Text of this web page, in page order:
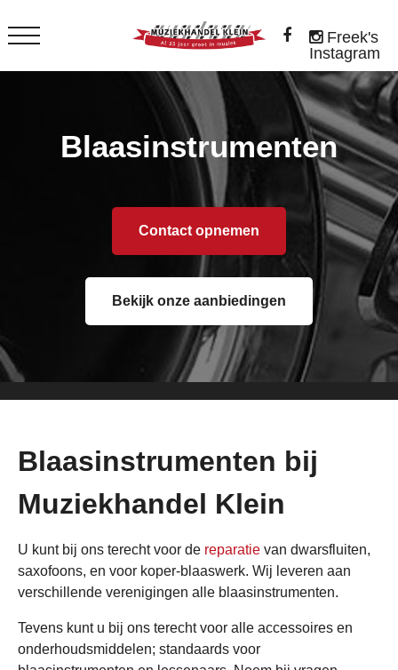
Freek's
Instagram
Blaasinstrumenten
Contact opnemen
Bekijk onze aanbiedingen
Blaasinstrumenten bij
Muziekhandel Klein
U kunt bij ons terecht voor de reparatie van dwarsfluiten,
saxofoons, en voor koper-blaaswerk. Wij leveren aan
verschillende verenigingen alle blaasinstrumenten.
Tevens kunt u bij ons terecht voor alle accessoires en
onderhoudsmiddelen; standaards voor